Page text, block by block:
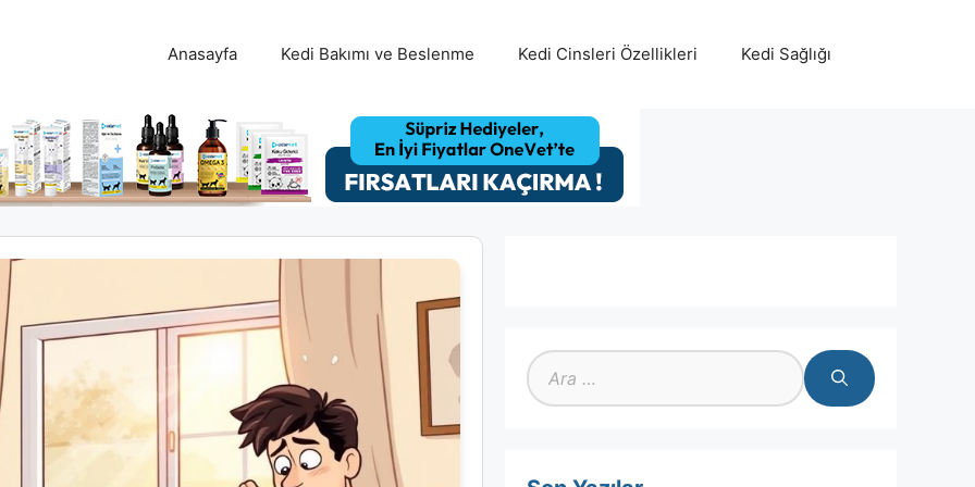
Anasayfa Kedi Bakımı ve Beslenme Kedi Cinsleri Özellikleri Kedi Sağlığı
için
ara